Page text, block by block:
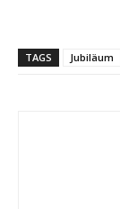
TAGS Jubiläum